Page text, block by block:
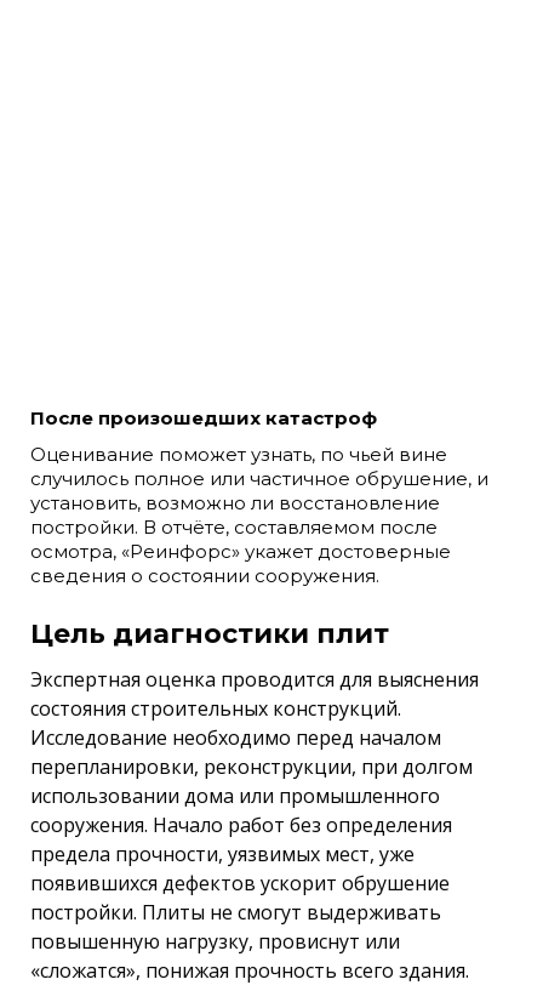
После произошедших катастроф
Оценивание поможет узнать, по чьей вине
случилось полное или частичное обрушение, и
установить, возможно ли восстановление
постройки. В отчёте, составляемом после
осмотра, «Реинфорс» укажет достоверные
сведения о состоянии сооружения.
Цель диагностики плит
Экспертная оценка проводится для выяснения
состояния строительных конструкций.
Исследование необходимо перед началом
перепланировки, реконструкции, при долгом
использовании дома или промышленного
сооружения. Начало работ без определения
предела прочности, уязвимых мест, уже
появившихся дефектов ускорит обрушение
постройки. Плиты не смогут выдерживать
повышенную нагрузку, провиснут или
«сложатся», понижая прочность всего здания.